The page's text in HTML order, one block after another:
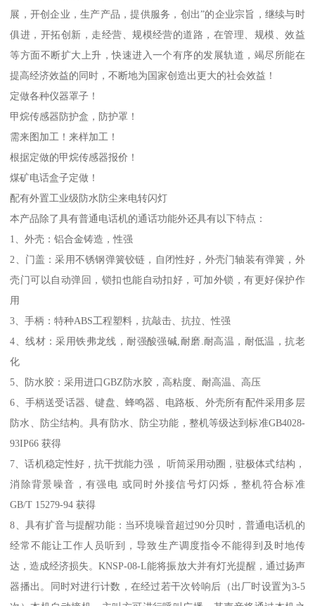
展，开创企业，生产产品，提供服务，创出”的企业宗旨，继续与时
俱进，开拓创新，走经营、规模经营的道路，在管理、规模、效益
等方面不断扩大上升，快速进入一个有序的发展轨道，竭尽所能在
提高经济效益的同时，不断地为国家创造出更大的社会效益！
定做各种仪器罩子！
甲烷传感器防护盒，防护罩！
需来图加工！来样加工！
根据定做的甲烷传感器报价！
煤矿电话盒子定做！
配有外置工业级防水防尘来电转闪灯
本产品除了具有普通电话机的通话功能外还具有以下特点：
1、外壳：铝合金铸造，性强
2、门盖：采用不锈钢弹簧铰链，自闭性好，外壳门轴装有弹簧，外
壳门可以自动弹回，锁扣也能自动扣好，可加外锁，有更好保护作
用
3、手柄：特种ABS工程塑料，抗敲击、抗拉、性强
4、线材：采用铁弗龙线，耐强酸强碱,耐磨.耐高温，耐低温，抗老
化
5、防水胶：采用进口GBZ防水胶，高粘度、耐高温、高压
6、手柄送受话器、键盘、蜂鸣器、电路板、外壳所有配件采用多层
防水、防尘结构。具有防水、防尘功能，整机等级达到标准GB4028-
93IP66 获得
7、话机稳定性好，抗干扰能力强， 听筒采用动圈，驻极体式结构，
消除背景噪音，有强电 或同时外接信号灯闪烁，整机符合标准
GB/T 15279-94 获得
8、具有扩音与提醒功能：当环境噪音超过90分贝时，普通电话机的
经常不能让工作人员听到，导致生产调度指令不能得到及时地传
达，造成经济损失。KNSP-08-L能将振放大并有灯光提醒，通过扬声
器播出。同时对进行计数，在经过若干次铃响后（出厂时设置为3-5